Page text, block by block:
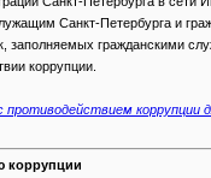
Санкт-Петербурга и
заполняемых гражданскими
коррупции.
коррупции
коррупции